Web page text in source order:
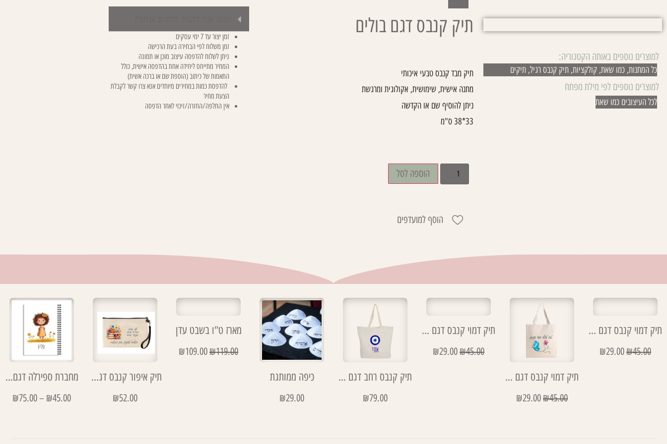
למוצרים נוספים באותה הקטגוריה:
כל המתנות, כמו שאת, קולקציות, תיק קנבס רגיל, תיקים
למוצרים נוספים לפי מילת מפתח
לכל העיצובים כמו שאת
תיק קנבס דגם בולים
תיק מבד קנבס טבעי איכותי
מתנה אישית, שימושית, אקולוגית ומרגשת
ניתן להוסיף שם או הקדשה
33*38 ס"מ
הוספה לסל
הוסף למועדפים
זמן יצור עד 7 ימי עסקים
זמן משלוח לפי הבחירה בעת הרכישה
ניתן לשלוח להדפסה עיצוב מוכן או תמונה
המחיר מתייחס ליחידה אחת בהדפסה אישית, כולל
התאמות של כיתוב (הוספת שם או ברכה אשית)
להדפסת כמות במחירים מיוחדים אנא צרו קשר לקבלת
הצעת מחיר
אין החלפה/החזרה/זיכוי לאחר הדפסה
תיק דמוי קנבס דגם רכיבים מורה
₪45.00
₪29.00
תיק דמוי קנבס דגם טוב לעוף בעד עצמנו
₪45.00
₪29.00
תיק דמוי קנבס דגם כמו שאת חמניה
₪45.00
₪29.00
תיק קנבס רחב דגם עין
₪79.00
כיפה ממותגת
₪29.00
מארז ט"ו בשבט עדן
₪119.00
₪109.00
תיק איפור קנבס דגם ילד אחד
₪52.00
מחברת ספירלה דגם טליה
₪45.00
–
₪75.00